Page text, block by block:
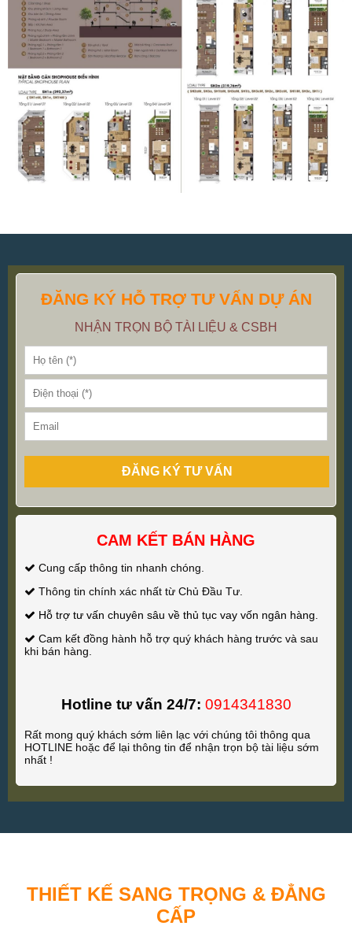
ĐĂNG KÝ HỖ TRỢ TƯ VẤN DỰ ÁN
NHẬN TRỌN BỘ TÀI LIỆU & CSBH
ĐĂNG KÝ TƯ VẤN
CAM KẾT BÁN HÀNG
Cung cấp thông tin nhanh chóng.
Thông tin chính xác nhất từ Chủ Đầu Tư.
Hỗ trợ tư vấn chuyên sâu về thủ tục vay vốn ngân hàng.
Cam kết đồng hành hỗ trợ quý khách hàng trước và sau
khi bán hàng.
Hotline tư vấn 24/7: 0914341830
Rất mong quý khách sớm liên lạc với chúng tôi thông qua
HOTLINE hoặc để lại thông tin để nhận trọn bộ tài liệu sớm
nhất !
THIẾT KẾ SANG TRỌNG & ĐẲNG
CẤP